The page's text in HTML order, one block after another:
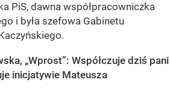
PiS, dawna współpracowniczka
i była szefowa Gabinetu
„Wprost”: Współczuje dziś pani
inicjatywie Mateusza